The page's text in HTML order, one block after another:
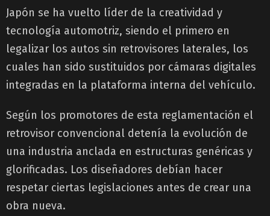
Japón se ha vuelto líder de la creatividad y
tecnología automotriz, siendo el primero en
legalizar los autos sin retrovisores laterales, los
cuales han sido sustituidos por cámaras digitales
integradas en la plataforma interna del vehículo.
Según los promotores de esta reglamentación el
retrovisor convencional detenía la evolución de
una industria anclada en estructuras genéricas y
glorificadas. Los diseñadores debían hacer
respetar ciertas legislaciones antes de crear una
obra nueva.